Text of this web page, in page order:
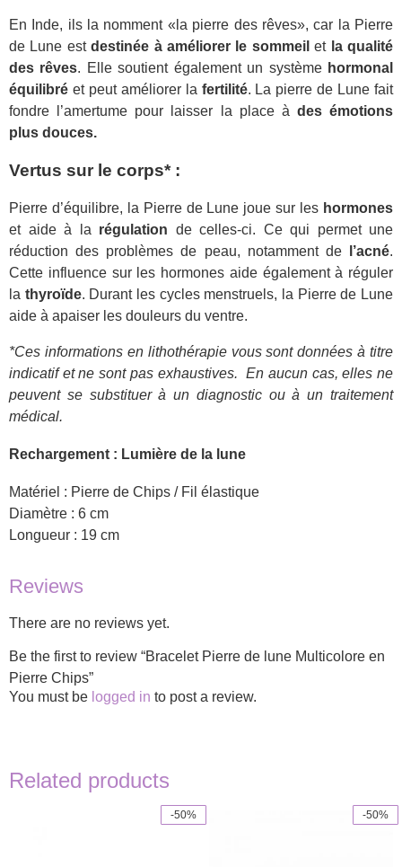
En Inde, ils la nomment «la pierre des rêves», car la Pierre
de Lune estdestinée à améliorer le sommeil et la qualité
des rêves. Elle soutient également un système hormonal
équilibré et peut améliorer la fertilité. La pierre de Lune fait
fondre l’amertume pour laisser la place à des émotions
plus douces.
Vertus sur le corps* :
Pierre d’équilibre, la Pierre de Lune joue sur les hormones
et aide à la régulation de celles-ci. Ce qui permet une
réduction des problèmes de peau, notamment de
l’acné.
Cette influence sur les hormones aide également à réguler
la thyroïde. Durant les cycles menstruels, la Pierre de Lune
aide à apaiser les douleurs du ventre.
*Ces informations en lithothérapie vous sont données à titre
indicatif et ne sont pas exhaustives.En aucun cas, elles ne
peuvent se substituer à un diagnostic ou à un traitement
médical.
Rechargement : Lumière de la lune
Matériel : Pierre de Chips / Fil élastique
Diamètre : 6 cm
Longueur : 19 cm
Reviews
There are no reviews yet.
Be the first to review “Bracelet Pierre de lune Multicolore en
Pierre Chips”
You must be logged in to post a review.
Related products
-50% -50%